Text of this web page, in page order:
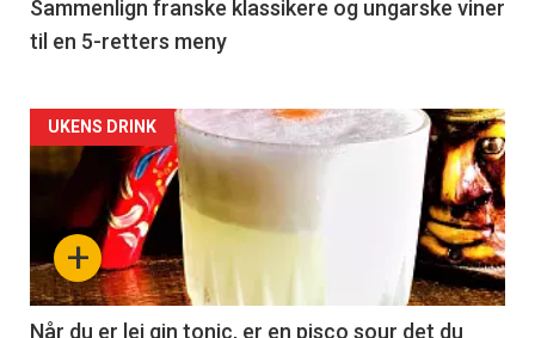
5
Sammenlign franske klassikere og ungarske viner
til en 5-retters meny
Forsiden
akkurat
nå
-
+
UKENS DRINK
Når du er lei gin tonic, er en pisco sour det du